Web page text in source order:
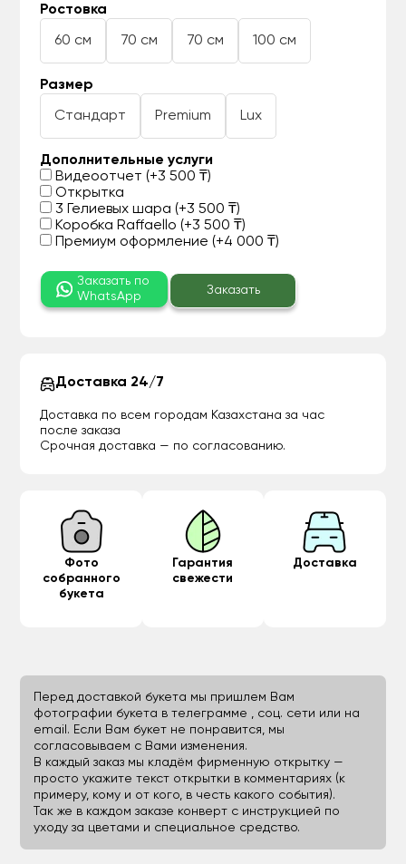
Ростовка
60 см 70 см 70 см 100 см
Размер
Стандарт Premium Lux
Дополнительные услуги
Видеоотчет (+3 500 ₸)
Открытка
3 Гелиевых шара (+3 500 ₸)
Коробка Raffaello (+3 500 ₸)
Премиум оформление (+4 000 ₸)
Заказать по
WhatsApp
Заказать
Доставка 24/7
Доставка по всем городам Казахстана за час
после заказа
Срочная доставка — по согласованию.
Фото
собранного
букета
Гарантия
свежести
Доставка
Перед доставкой букета мы пришлем Вам
фотографии букета в телеграмме , соц. сети или на
email. Если Вам букет не понравится, мы
согласовываем с Вами изменения.
В каждый заказ мы кладём фирменную открытку —
просто укажите текст открытки в комментариях (к
примеру, кому и от кого, в честь какого события).
Так же в каждом заказе конверт с инструкцией по
уходу за цветами и специальное средство.